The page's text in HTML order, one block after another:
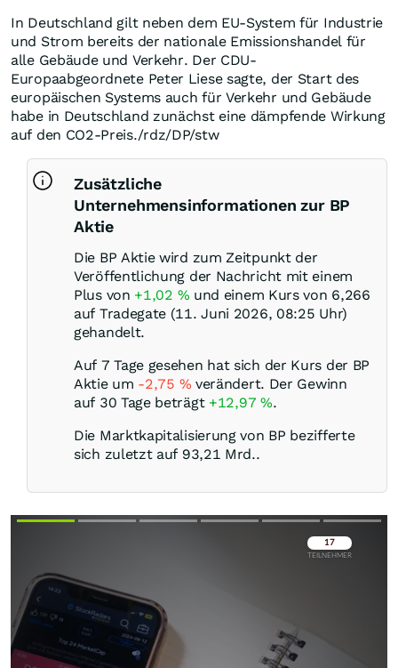
In Deutschland gilt neben dem EU-System für Industrie
und Strom bereits der nationale Emissionshandel für
alle Gebäude und Verkehr. Der CDU-
Europaabgeordnete Peter Liese sagte, der Start des
europäischen Systems auch für Verkehr und Gebäude
habe in Deutschland zunächst eine dämpfende Wirkung
auf den CO2-Preis./rdz/DP/stw
Zusätzliche
Unternehmensinformationen zur BP
Aktie
Die BP Aktie wird zum Zeitpunkt der
Veröffentlichung der Nachricht mit einem
Plus von +1,02 % und einem Kurs von 6,266
auf Tradegate (11. Juni 2026, 08:25 Uhr)
gehandelt.
Auf 7 Tage gesehen hat sich der Kurs der BP
Aktie um -2,75 % verändert. Der Gewinn
auf 30 Tage beträgt +12,97 %.
Die Marktkapitalisierung von BP bezifferte
sich zuletzt auf 93,21 Mrd..